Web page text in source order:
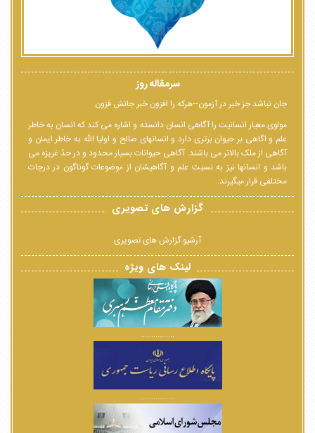
سرمقاله روز
جان نباشد جز خبر در آزمون--هرکه را افزون خبر جانش فزون
مولوی معیار انسانیت را آگاهی انسان دانسته و اشاره می کند که انسان به خاطر
علم و اگاهی بر حیوان برتری دارد و انسانهای صالح و اولیا الله به خاطر ایمان و
آگاهی از ملک بالاتر می باشند. آگاهی حیوانات بسیار محدود و در حدّ غریزه می
باشد و انسانها نیز به نسبت علم و آگاهیشان از موضوعات گوناگون در درجات
مختلفی قرار میگیرند.
گزارش های تصویری
آرشیو گزارش های تصویری
لینک های ویژه
................
................